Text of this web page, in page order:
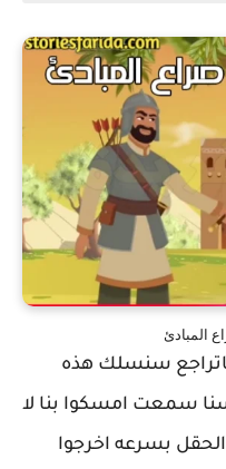
المبادئ
سنسلك هذه
سمعت امسكوا بنا لا
بسرعه اخرجوا